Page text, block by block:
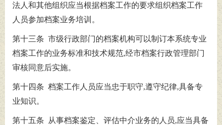
法人和其他组织应当根据档案工作的要求组织档案工作
人员参加档案业务培训。
第十三条 市级行政部门的档案机构可以制订本系统专业
档案工作的业务标准和技术规范,经市档案行政管理部门
审核同意后实施。
第十四条 档案工作人员应当忠于职守,遵守纪律,具备专
业知识。
第十五条 从事档案鉴定、评估中介业务的人员,应当具备